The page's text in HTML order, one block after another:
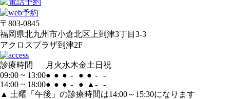
〒803-0845
福岡県北九州市小倉北区上到津3丁目3-3
アクロスプラザ到津2F
診療時間 月 火水木金土 日 祝
09:00 ~ 13:00● ● ● - ● ● -
-
14:00 ~ 18:00● ● ● - ● ▲ -
-
▲ 土曜「午後」の診療時間は14:00～15:30になります